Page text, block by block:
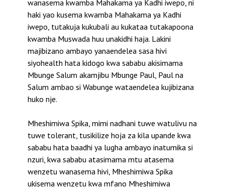
wanasema kwamba Mahakama ya Kadhi iwepo, ni
haki yao kusema kwamba Mahakama ya Kadhi
iwepo, tutakuja kukubali au kukataa tutakapoona
kwamba Muswada huu unakidhi haja. Lakini
majibizano ambayo yanaendelea sasa hivi
siyohealth hata kidogo kwa sababu akisimama
Mbunge Salum akamjibu Mbunge Paul, Paul na
Salum ambao si Wabunge wataendelea kujibizana
huko nje.
Mheshimiwa Spika, mimi nadhani tuwe watulivu na
tuwe tolerant, tusikilize hoja za kila upande kwa
sababu hata baadhi ya lugha ambayo inatumika si
nzuri, kwa sababu atasimama mtu atasema
wenzetu wanasema hivi, Mheshimiwa Spika
ukisema wenzetu kwa mfano Mheshimiwa